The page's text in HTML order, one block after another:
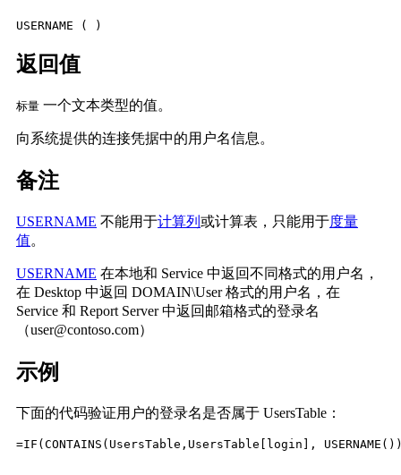
USERNAME ( )
返回值
标量 一个文本类型的值。
向系统提供的连接凭据中的用户名信息。
备注
USERNAME 不能用于计算列 或计算表，只能用于度量
值。
USERNAME 在本地和 Service 中返回不同格式的用户名，
在 Desktop 中返回 DOMAIN\User 格式的用户名，在
Service 和 Report Server 中返回邮箱格式的登录名
（user@contoso.com）
示例
下面的代码验证用户的登录名是否属于 UsersTable：
=IF(CONTAINS(UsersTable,UsersTable[login],